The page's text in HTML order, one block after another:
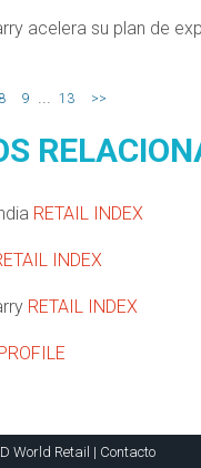
acelera su plan de
8 9 ... 13 >>
RETAIL INDEX
INDEX
RETAIL INDEX
World Retail | Contacto